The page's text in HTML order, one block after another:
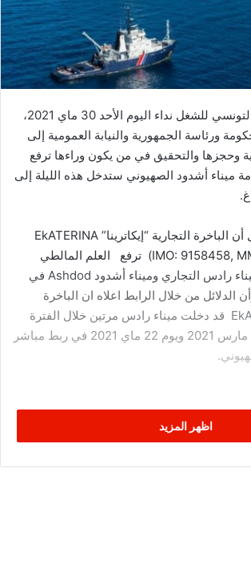
اطلق الاتحاد العام التونسي للشغل نداء اليوم الأحد 30 ماي 2021،
ورئاسة الجمهورية والنيابة العمومية إلى
وحجزها والتحقيق في من يكون وراءها ترفع
ميناء أشدود الصهيوني ستدخل هذه الليلة إلى
وأوضح ااتحاد الشغل أن الباخرة التجارية “إيكاترينا” EkATERINA
(IMO: 9158458, MMSI: 215776000 ) ترفع العلم المالطي
وتقوم بالرّبط بين ميناء رادس التجاري وميناء أشدود Ashdod في
الدلائل من خلال الرابط اعلاه ان الباخرة
“إيكاترينا” EkATERINA قد دخلت ميناء رادس مرتين خلال الفترة
الممتدة بين يوم 31 مارس 2021 ويوم 22 ماي 2021 في ربط مباشر
اظهر المزيد